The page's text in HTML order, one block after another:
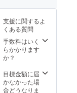
子玉川
蔦屋家
電 2F
EVENT
SPACE
【体験
でも気
軽に楽
しめる
内容>
・『写
真&イラ
スト
ワーク
ショッ
時】
2024年
4月6日
で、
ショッ
プを開
催する
ことに
しまし
ひ皆さ
まに
も、楽
支援に関するよ
くある質問
手数料はいく
らかかります
か？
目標金額に届
かなかった場
合どうなりま